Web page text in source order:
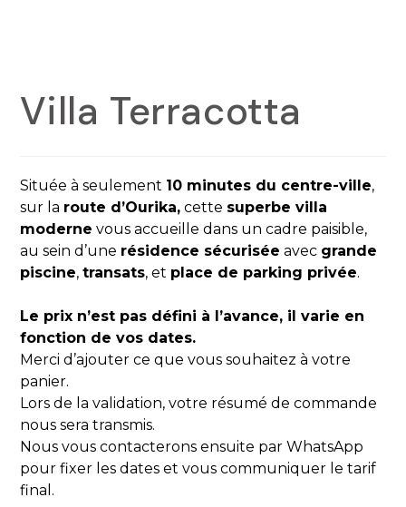
Villa Terracotta
Située à seulement 10 minutes du centre-ville,
sur la route d’Ourika, cette superbe villa
moderne vous accueille dans un cadre paisible,
au sein d’une résidence sécurisée avec grande
piscine,transats, et place de parking privée.
Le prix n’est pas défini à l’avance, il varie en
fonction de vos dates.
Merci d’ajouter ce que vous souhaitez à votre
panier.
Lors de la validation, votre résumé de commande
nous sera transmis.
Nous vous contacterons ensuite par WhatsApp
pour fixer les dates et vous communiquer le tarif
final.